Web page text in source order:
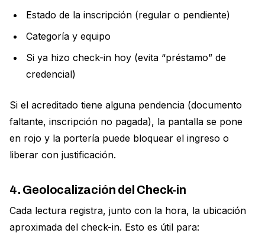
Estado de la inscripción (regular o pendiente)
Categoría y equipo
Si ya hizo check-in hoy (evita “préstamo” de
credencial)
Si el acreditado tiene alguna pendencia (documento
faltante, inscripción no pagada), la pantalla se pone
en rojo y la portería puede bloquear el ingreso o
liberar con justificación.
4. Geolocalización del Check-in
Cada lectura registra, junto con la hora, la ubicación
aproximada del check-in. Esto es útil para: